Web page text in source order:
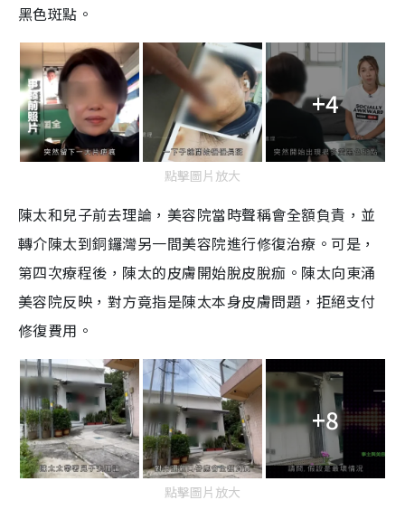
黑色斑點。
+4
點擊圖片放大
陳太和兒子前去理論，美容院當時聲稱會全額負責，並
轉介陳太到銅鑼灣另一間美容院進行修復治療。可是，
第四次療程後，陳太的皮膚開始脫皮脫痂。陳太向東涌
美容院反映，對方竟指是陳太本身皮膚問題，拒絕支付
修復費用。
+8
點擊圖片放大